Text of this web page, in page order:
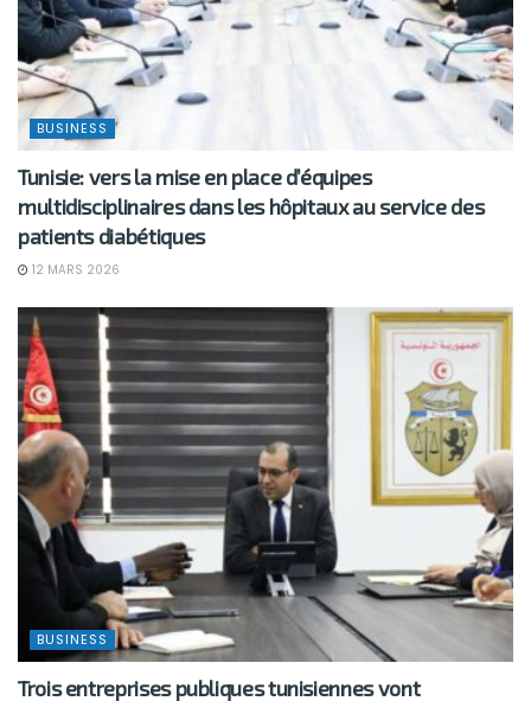
BUSINESS
Tunisie: vers la mise en place d’équipes
multidisciplinaires dans les hôpitaux au service des
patients diabétiques
12 MARS 2026
BUSINESS
Trois entreprises publiques tunisiennes vont